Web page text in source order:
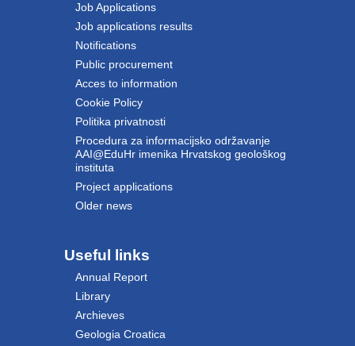
Job Applications
Job applications results
Notifications
Public procurement
Acces to information
Cookie Policy
Politika privatnosti
Procedura za informacijsko održavanje
AAI@EduHr imenika Hrvatskog geološkog
instituta
Project applications
Older news
Useful links
Annual Report
Library
Archieves
Geologia Croatica